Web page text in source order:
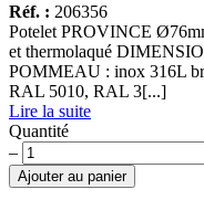
Réf. : 206356
Potelet PROVINCE
et thermolaqué
POMMEAU : inox 316L
RAL 5010, RAL 3[...]
Lire la suite
Quantité
quantité
de
Potelet
–
Ajouter au panier